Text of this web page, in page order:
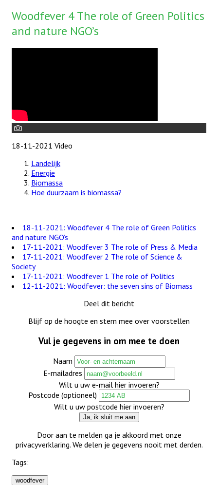
Woodfever 4 The role of Green Politics
and nature NGO’s
18-11-2021 Video
Landelijk
Energie
Biomassa
Hoe duurzaam is biomassa?
18-11-2021: Woodfever 4 The role of Green Politics
and nature NGO’s
17-11-2021: Woodfever 3 The role of Press & Media
17-11-2021: Woodfever 2 The role of Science &
Society
17-11-2021: Woodfever 1 The role of Politics
12-11-2021: Woodfever: the seven sins of Biomass
Deel dit bericht
Blijf op de hoogte en stem mee over voorstellen
Vul je gegevens in om mee te doen
Naam
E-mailadres
Wilt u uw e-mail hier invoeren?
Postcode (optioneel)
Wilt u uw postcode hier invoeren?
Ja, ik sluit me aan
Door aan te melden ga je akkoord met onze
privacyverklaring. We delen je gegevens nooit met derden.
Tags:
woodfever